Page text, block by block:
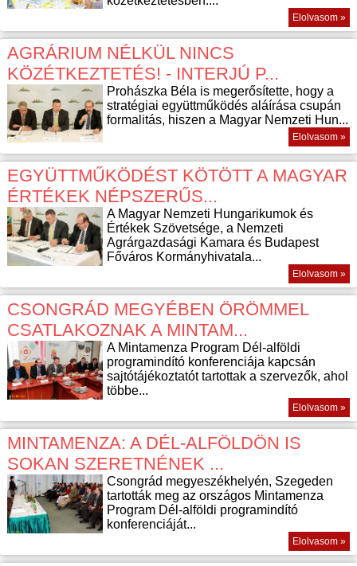
Elolvasom »
AGRÁRIUM NÉLKÜL NINCS
KÖZÉTKEZTETÉS! - INTERJÚ P...
Prohászka Béla is megerősítette, hogy a
stratégiai együttműködés aláírása csupán
formalitás, hiszen a Magyar Nemzeti Hun...
Elolvasom »
EGYÜTTMŰKÖDÉST KÖTÖTT A MAGYAR
ÉRTÉKEK NÉPSZERŰS...
A Magyar Nemzeti Hungarikumok és
Értékek Szövetsége, a Nemzeti
Agrárgazdasági Kamara és Budapest
Főváros Kormányhivatala...
Elolvasom »
CSONGRÁD MEGYÉBEN ÖRÖMMEL
CSATLAKOZNAK A MINTAM...
A Mintamenza Program Dél-alföldi
programindító konferenciája kapcsán
sajtótájékoztatót tartottak a szervezők, ahol
többe...
Elolvasom »
MINTAMENZA: A DÉL-ALFÖLDÖN IS
SOKAN SZERETNÉNEK ...
Csongrád megyeszékhelyén, Szegeden
tartották meg az országos Mintamenza
Program Dél-alföldi programindító
konferenciáját...
Elolvasom »